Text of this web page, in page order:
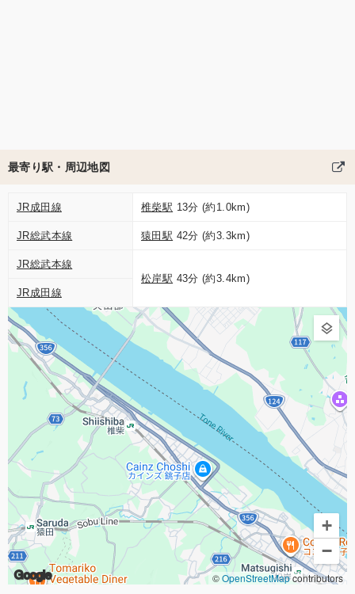
最寄り駅・周辺地図
JR成田線 椎柴駅 13分 (約1.0km)
JR総武本線 猿田駅 42分 (約3.3km)
JR総武本線
松岸駅 43分 (約3.4km)
JR成田線
Google
+
−
©OpenStreetMapcontributors